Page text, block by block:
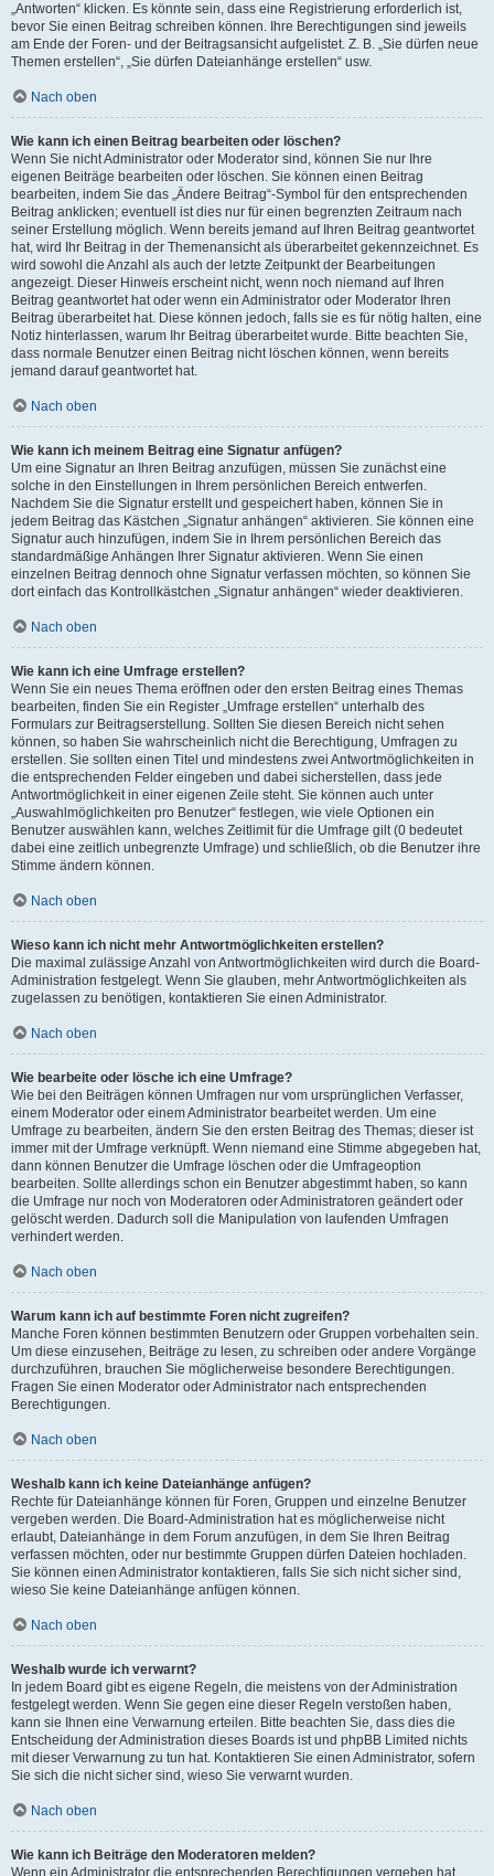
„Antworten“ klicken. Es könnte sein, dass eine Registrierung erforderlich ist,
bevor Sie einen Beitrag schreiben können. Ihre Berechtigungen sind jeweils
am Ende der Foren- und der Beitragsansicht aufgelistet. Z. B. „Sie dürfen neue
Themen erstellen“, „Sie dürfen Dateianhänge erstellen“ usw.
Nach oben
Wie kann ich einen Beitrag bearbeiten oder löschen?
Wenn Sie nicht Administrator oder Moderator sind, können Sie nur Ihre
eigenen Beiträge bearbeiten oder löschen. Sie können einen Beitrag
bearbeiten, indem Sie das „Ändere Beitrag“-Symbol für den entsprechenden
Beitrag anklicken; eventuell ist dies nur für einen begrenzten Zeitraum nach
seiner Erstellung möglich. Wenn bereits jemand auf Ihren Beitrag geantwortet
hat, wird Ihr Beitrag in der Themenansicht als überarbeitet gekennzeichnet. Es
wird sowohl die Anzahl als auch der letzte Zeitpunkt der Bearbeitungen
angezeigt. Dieser Hinweis erscheint nicht, wenn noch niemand auf Ihren
Beitrag geantwortet hat oder wenn ein Administrator oder Moderator Ihren
Beitrag überarbeitet hat. Diese können jedoch, falls sie es für nötig halten, eine
Notiz hinterlassen, warum Ihr Beitrag überarbeitet wurde. Bitte beachten Sie,
dass normale Benutzer einen Beitrag nicht löschen können, wenn bereits
jemand darauf geantwortet hat.
Nach oben
Wie kann ich meinem Beitrag eine Signatur anfügen?
Um eine Signatur an Ihren Beitrag anzufügen, müssen Sie zunächst eine
solche in den Einstellungen in Ihrem persönlichen Bereich entwerfen.
Nachdem Sie die Signatur erstellt und gespeichert haben, können Sie in
jedem Beitrag das Kästchen „Signatur anhängen“ aktivieren. Sie können eine
Signatur auch hinzufügen, indem Sie in Ihrem persönlichen Bereich das
standardmäßige Anhängen Ihrer Signatur aktivieren. Wenn Sie einen
einzelnen Beitrag dennoch ohne Signatur verfassen möchten, so können Sie
dort einfach das Kontrollkästchen „Signatur anhängen“ wieder deaktivieren.
Nach oben
Wie kann ich eine Umfrage erstellen?
Wenn Sie ein neues Thema eröffnen oder den ersten Beitrag eines Themas
bearbeiten, finden Sie ein Register „Umfrage erstellen“ unterhalb des
Formulars zur Beitragserstellung. Sollten Sie diesen Bereich nicht sehen
können, so haben Sie wahrscheinlich nicht die Berechtigung, Umfragen zu
erstellen. Sie sollten einen Titel und mindestens zwei Antwortmöglichkeiten in
die entsprechenden Felder eingeben und dabei sicherstellen, dass jede
Antwortmöglichkeit in einer eigenen Zeile steht. Sie können auch unter
„Auswahlmöglichkeiten pro Benutzer“ festlegen, wie viele Optionen ein
Benutzer auswählen kann, welches Zeitlimit für die Umfrage gilt (0 bedeutet
dabei eine zeitlich unbegrenzte Umfrage) und schließlich, ob die Benutzer ihre
Stimme ändern können.
Nach oben
Wieso kann ich nicht mehr Antwortmöglichkeiten erstellen?
Die maximal zulässige Anzahl von Antwortmöglichkeiten wird durch die Board-
Administration festgelegt. Wenn Sie glauben, mehr Antwortmöglichkeiten als
zugelassen zu benötigen, kontaktieren Sie einen Administrator.
Nach oben
Wie bearbeite oder lösche ich eine Umfrage?
Wie bei den Beiträgen können Umfragen nur vom ursprünglichen Verfasser,
einem Moderator oder einem Administrator bearbeitet werden. Um eine
Umfrage zu bearbeiten, ändern Sie den ersten Beitrag des Themas; dieser ist
immer mit der Umfrage verknüpft. Wenn niemand eine Stimme abgegeben hat,
dann können Benutzer die Umfrage löschen oder die Umfrageoption
bearbeiten. Sollte allerdings schon ein Benutzer abgestimmt haben, so kann
die Umfrage nur noch von Moderatoren oder Administratoren geändert oder
gelöscht werden. Dadurch soll die Manipulation von laufenden Umfragen
verhindert werden.
Nach oben
Warum kann ich auf bestimmte Foren nicht zugreifen?
Manche Foren können bestimmten Benutzern oder Gruppen vorbehalten sein.
Um diese einzusehen, Beiträge zu lesen, zu schreiben oder andere Vorgänge
durchzuführen, brauchen Sie möglicherweise besondere Berechtigungen.
Fragen Sie einen Moderator oder Administrator nach entsprechenden
Berechtigungen.
Nach oben
Weshalb kann ich keine Dateianhänge anfügen?
Rechte für Dateianhänge können für Foren, Gruppen und einzelne Benutzer
vergeben werden. Die Board-Administration hat es möglicherweise nicht
erlaubt, Dateianhänge in dem Forum anzufügen, in dem Sie Ihren Beitrag
verfassen möchten, oder nur bestimmte Gruppen dürfen Dateien hochladen.
Sie können einen Administrator kontaktieren, falls Sie sich nicht sicher sind,
wieso Sie keine Dateianhänge anfügen können.
Nach oben
Weshalb wurde ich verwarnt?
In jedem Board gibt es eigene Regeln, die meistens von der Administration
festgelegt werden. Wenn Sie gegen eine dieser Regeln verstoßen haben,
kann sie Ihnen eine Verwarnung erteilen. Bitte beachten Sie, dass dies die
Entscheidung der Administration dieses Boards ist und phpBB Limited nichts
mit dieser Verwarnung zu tun hat. Kontaktieren Sie einen Administrator, sofern
Sie sich die nicht sicher sind, wieso Sie verwarnt wurden.
Nach oben
Wie kann ich Beiträge den Moderatoren melden?
Wenn ein Administrator die entsprechenden Berechtigungen vergeben hat,